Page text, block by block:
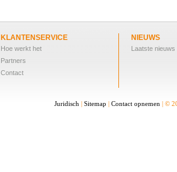
KLANTENSERVICE
Hoe werkt het
Partners
Contact
NIEUWS
Laatste nieuws
Juridisch | Sitemap | Contact opnemen | ©